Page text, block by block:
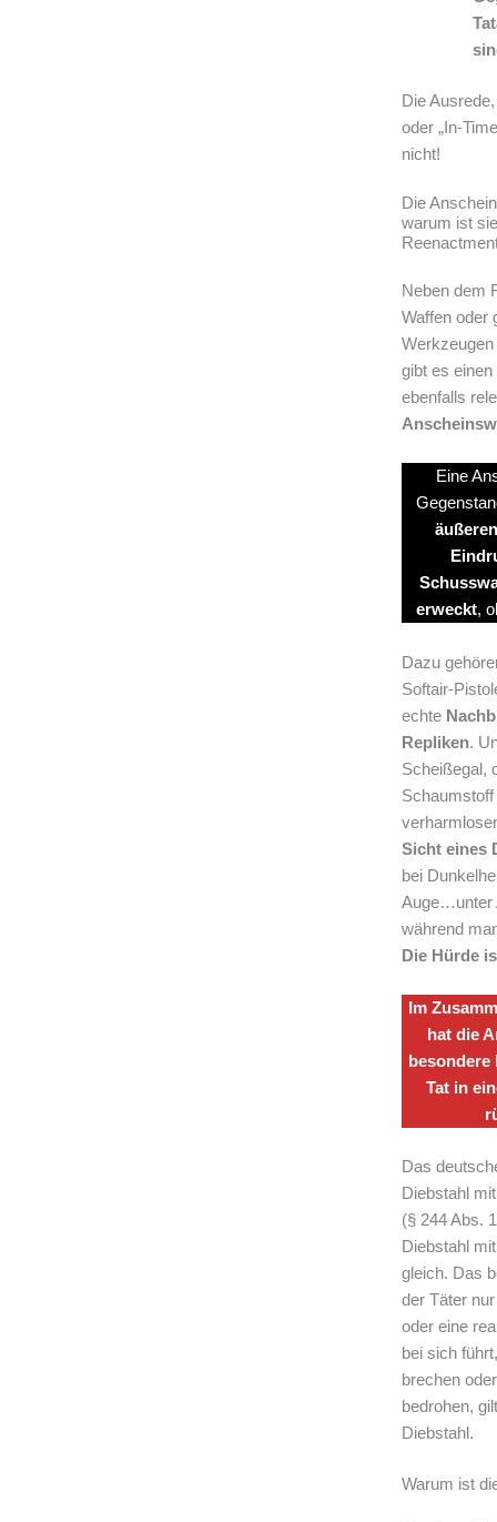
Die
oder „In-
nicht!
Die
warum ist
Neben dem
Waffen oder
gibt es
ebenfalls
Eine
erweckt,
Dazu
Softair-
echte
Repliken.
Scheißegal,
Sicht eines
bei
Auge…unter
während
Die Hürde
Im
hat die
besondere
Tat in
Das
Diebstahl
(§ 244 Abs.
Diebstahl
gleich. Das
der Täter
oder eine
bei sich
brechen
bedrohen,
Diebstahl.
Warum ist